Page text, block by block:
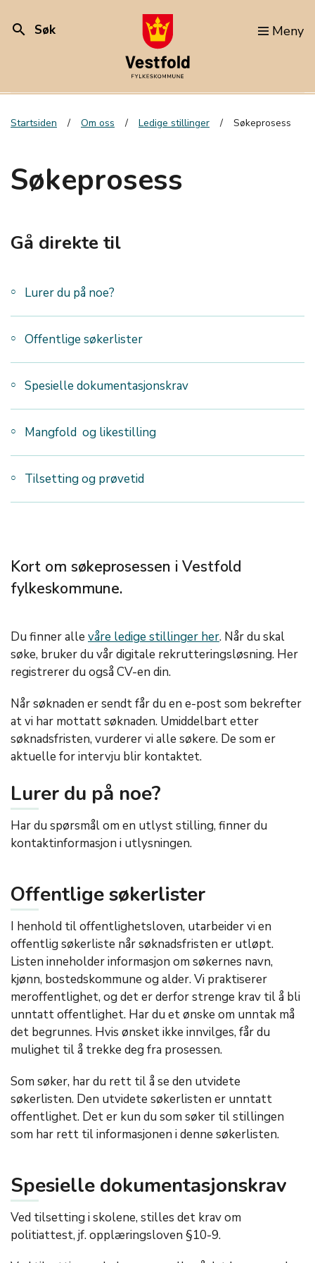
search Søk Meny
Startsiden Om oss Ledige stillinger Søkeprosess
Søkeprosess
Gå direkte til
Lurer du på noe?
Offentlige søkerlister
Spesielle dokumentasjonskrav
Mangfold og likestilling
Tilsetting og prøvetid
Kort om søkeprosessen i Vestfold
fylkeskommune.
Du finner alle våre ledige stillinger her. Når du skal
søke, bruker du vår digitale rekrutteringsløsning. Her
registrerer du også CV-en din.
Når søknaden er sendt får du en e-post som bekrefter
at vi har mottatt søknaden. Umiddelbart etter
søknadsfristen, vurderer vi alle søkere. De som er
aktuelle for intervju blir kontaktet.
Lurer du på noe?
Har du spørsmål om en utlyst stilling, finner du
kontaktinformasjon i utlysningen.
Offentlige søkerlister
I henhold til offentlighetsloven, utarbeider vi en
offentlig søkerliste når søknadsfristen er utløpt.
Listen inneholder informasjon om søkernes navn,
kjønn, bostedskommune og alder. Vi praktiserer
meroffentlighet, og det er derfor strenge krav til å bli
unntatt offentlighet. Har du et ønske om unntak må
det begrunnes. Hvis ønsket ikke innvilges, får du
mulighet til å trekke deg fra prosessen.
Som søker, har du rett til å se den utvidete
søkerlisten. Den utvidete søkerlisten er unntatt
offentlighet. Det er kun du som søker til stillingen
som har rett til informasjonen i denne søkerlisten.
Spesielle dokumentasjonskrav
Ved tilsetting i skolene, stilles det krav om
politiattest, jf. opplæringsloven §10-9.